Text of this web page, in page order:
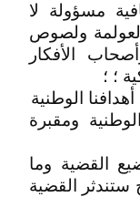
مسؤولة لا
ولصوص
الأفكار
؛ ؛
الوطنية
ومقبرة
القضية وما
ستندثر القضية